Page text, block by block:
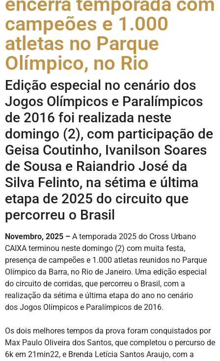
campeões e 1.000
atletas no Parque
Olímpico, no Rio
Edição especial no cenário dos
Jogos Olímpicos e Paralímpicos
de 2016 foi realizada neste
domingo (2), com participação de
Geisa Coutinho, Ivanilson Soares
de Sousa e Raiandrio José da
Silva Felinto, na sétima e última
etapa de 2025 do circuito que
percorreu o Brasil
Novembro, 2025 – A temporada 2025 do Cross Urbano
CAIXA terminou neste domingo (2) com muita festa,
presença de campeões e 1.000 atletas reunidos no Parque
Olímpico da Barra, no Rio de Janeiro. Uma edição especial
do circuito de corridas, que percorreu o Brasil, com a
realização da sétima e última etapa do ano no cenário
dos Jogos Olímpicos e Paralímpicos de 2016.
Os dois melhores tempos da prova foram conquistados por
Max Paulo Oliveira dos Santos, que completou o percurso de
6k em 21min22, e Brenda Letícia Santos Araujo, com a